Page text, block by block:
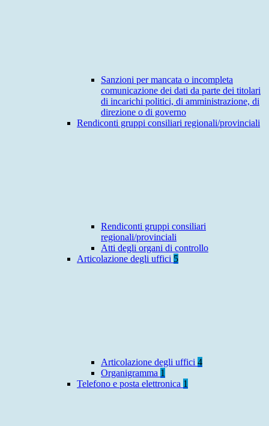
Sanzioni per mancata o incompleta
comunicazione dei dati da parte dei titolari
di incarichi politici, di amministrazione, di
direzione o di governo
Rendiconti gruppi consiliari regionali/provinciali
Rendiconti gruppi consiliari
regionali/provinciali
Atti degli organi di controllo
Articolazione degli uffici 5
Articolazione degli uffici 4
Organigramma 1
Telefono e posta elettronica 1